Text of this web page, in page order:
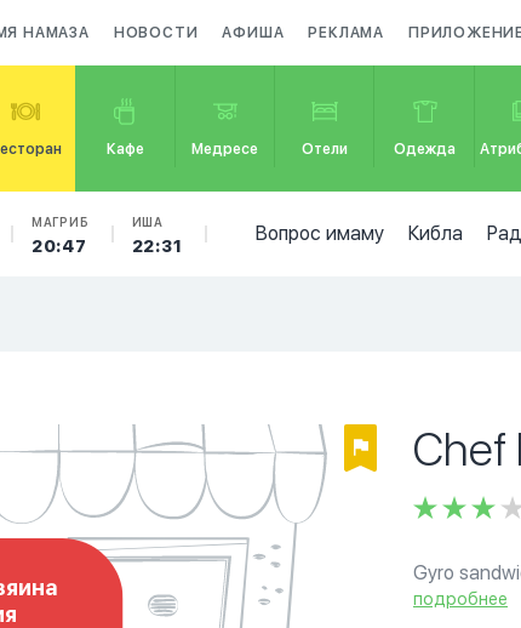
НАМАЗА НОВОСТИ АФИША РЕКЛАМА ПРИЛОЖЕНИЕ
Кафе Медресе Отели Одежда
МАГРИБ
20:47
ИША
22:31
Вопрос имаму Кибла
Chef
Gyro
Chef
подробнее